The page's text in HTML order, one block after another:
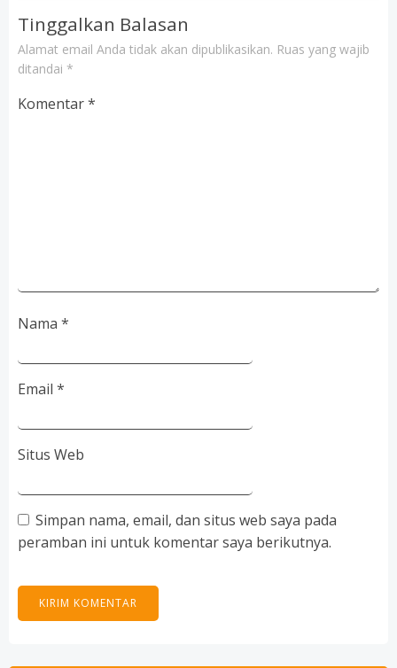
Tinggalkan Balasan
Alamat email Anda tidak akan dipublikasikan. Ruas yang wajib
ditandai *
Komentar*
Nama *
Email *
Situs Web
Simpan nama, email, dan situs web saya pada
peramban ini untuk komentar saya berikutnya.